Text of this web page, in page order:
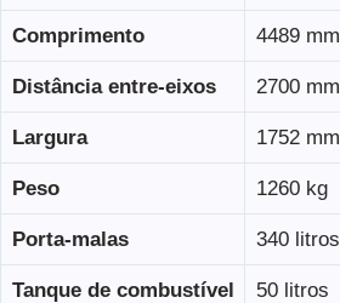
Comprimento 4489 mm
Distância entre-eixos 2700 mm
Largura 1752 mm
Peso 1260 kg
Porta-malas 340 litros
Tanque de combustível
50 litros